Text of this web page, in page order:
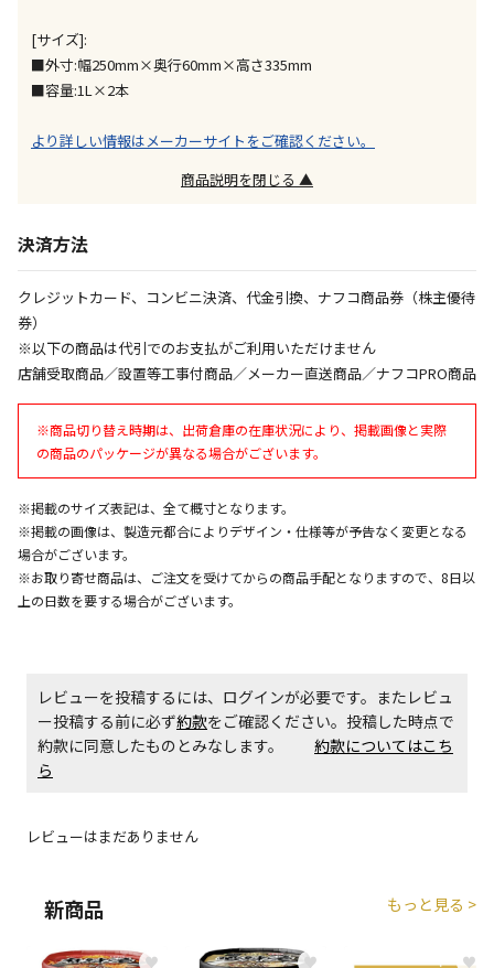
宅配のみでお届けする商品です（店舗受取は選択でき
※「宅配・店舗受取」「宅配のみ」マークの商品のみ
同時購入が可能です
また、日曜・祝日や年末年始などの長期休業期間中
は、休業明けからの出荷対応となります。
設置工事代金も含まれた商品です
お見積商品です。金額・施工日はお打ち合わせの上、
決定となります。
お見積商品です。金額・施工日はお打ち合わせの上、
決定となります。
商品購入個数ごとに送料がかかる商品です
[サイズ]:
■外寸:幅250mm×奥行60mm×高さ335mm
■容量:1L×2本
より詳しい情報はメーカーサイトをご確認ください。
商品説明を閉じる ▲
決済方法
クレジットカード、コンビニ決済、代金引換、ナフコ商品券（株主優待
券）
※以下の商品は代引でのお支払がご利用いただけません
店舗受取商品／設置等工事付商品／メーカー直送商品／ナフコPRO商品
※商品切り替え時期は、出荷倉庫の在庫状況により、掲載画像と実際
の商品のパッケージが異なる場合がございます。
※掲載のサイズ表記は、全て概寸となります。
※掲載の画像は、製造元都合によりデザイン・仕様等が予告なく変更となる
場合がございます。
※お取り寄せ商品は、ご注文を受けてからの商品手配となりますので、8日以
上の日数を要する場合がございます。
レビューを投稿するには、ログインが必要です。またレビュ
ー投稿する前に必ず約款をご確認ください。投稿した時点で
約款に同意したものとみなします。 約款についてはこち
ら
レビューはまだありません
新商品 もっと見る >
♥ ♥ ♥